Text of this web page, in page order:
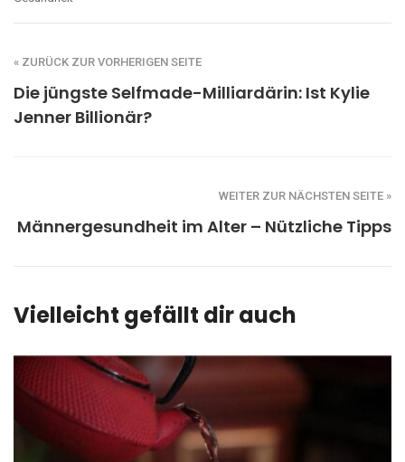
« ZURÜCK ZUR VORHERIGEN SEITE
Die jüngste Selfmade-Milliardärin: Ist Kylie
Jenner Billionär?
WEITER ZUR NÄCHSTEN SEITE »
Männergesundheit im Alter – Nützliche Tipps
Vielleicht gefällt dir auch